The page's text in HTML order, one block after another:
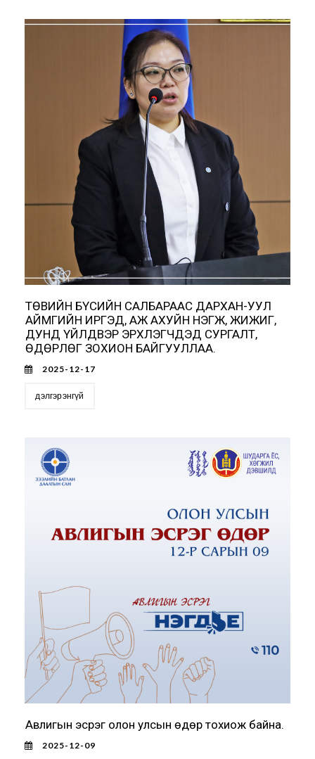
ТӨВИЙН БҮСИЙН САЛБАРААС ДАРХАН-УУЛ
АЙМГИЙН ИРГЭД, АЖ АХУЙН НЭГЖ, ЖИЖИГ,
ДУНД ҮЙЛДВЭР ЭРХЛЭГЧДЭД СУРГАЛТ,
ӨДӨРЛӨГ ЗОХИОН БАЙГУУЛЛАА.
2025-12-17
дэлгэрэнгүй
Авлигын эсрэг олон улсын өдөр тохиож байна.
2025-12-09